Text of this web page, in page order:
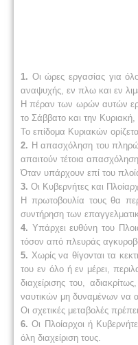
1. Οι ώρες εργασίας για
αναψυχής, εν πλω και εν
Η πέραν των ωρών αυτών
το Σάββατο και την
Το επίδομα Κυριακών
2. Η απασχόληση του
απαιτούν τέτοια
Όταν υπάρχουν επί του
3. Οι Κυβερνήτες και
Η πρωτοβουλία τους θα
συντήρηση των
4. Υπάρχει ευθύνη του
τόσον από πλευράς
5. Χωρίς να θίγονται τα
του εν όλο ή εν μέρει,
διαχείρισης του,
ναυτικών μη δυναμένων να
Οι σχετικές μεταβολές
6.Οι Πλοίαρχοι ή
όλη διαχείριση τους.